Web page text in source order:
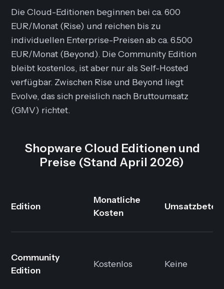
Die Cloud-Editionen beginnen bei ca. 600
EUR/Monat (Rise) und reichen bis zu
individuellen Enterprise-Preisen ab ca. 6.500
EUR/Monat (Beyond). Die Community Edition
bleibt kostenlos, ist aber nur als Self-Hosted
verfügbar. Zwischen Rise und Beyond liegt
Evolve, das sich preislich nach Bruttoumsatz
(GMV) richtet.
Shopware Cloud Editionen und
Preise (Stand April 2026)
Edition
Monatliche
Kosten
Community
Edition
Kostenlos Keine